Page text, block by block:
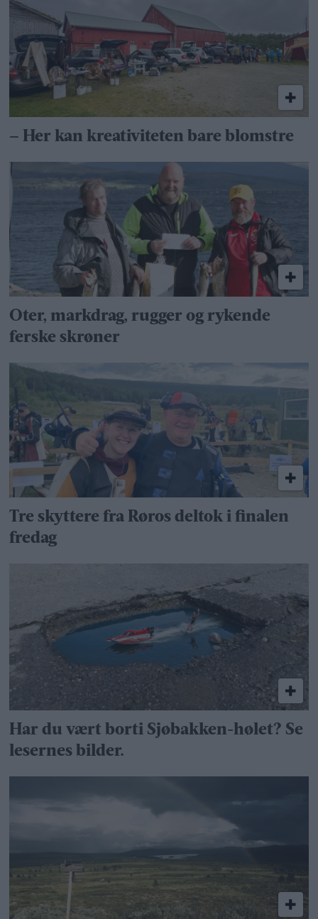
– Her kan kreativiteten bare blomstre
Oter, markdrag, rugger og rykende
ferske skrøner
Tre skyttere fra Røros deltok i finalen
fredag
Har du vært borti Sjøbakken-hølet? Se
lesernes bilder.